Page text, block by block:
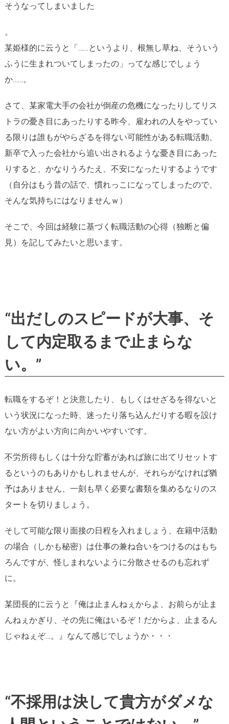
そうなってしまいました
。
某姫様的に云うと「……というより、根無し草ね、そういう
ふうに生まれついてしまったの」ってな感じでしょう
か……。
さて、某家電大手の会社が倒産の危機になったりしてリス
トラの憂き目にあったりする昨今、雇われの人をやってい
る限りは誰もがやらざるを得ない可能性がある転職活動、
新卒で入った会社から追い出されるような憂き目にあった
りすると、かなりうろたえ、不安になったりするようです
（自分はもう昔の話で、慣れっこになってしまったので、
そんな気持ちにはなりませんｗ）
そこで、今回は経験に基づく転職活動の心得（独断と偏
見）を記してみたいと思います。
“出だしのスピードが大事、そ
して内定取るまで止まらな
い。”
転職をするぞ！と決意したり、もしくはせざるを得ないと
いう状況になった時、迷ったり落ち込んだりする暇を設け
ない方がよい方向に向かいやすいです。
不労所得もしくは十分な貯蓄があれば旅に出てリセットす
るというのもありかもしれませんが、それらがなければ猶
予はありません、一刻も早く必要な書類を集めるなりのス
タートを切りましょう。
そして可能な限り面接の日程を入れましょう、在籍中活動
の場合（しかも秘密）は仕事の兼ね合いをつけるのはもち
ろんですが、怪しまれないように分散させるのも忘れず
に。
某団長的に云うと『俺は止まんねぇからよ、お前らが止ま
んねぇかぎり、その先に俺はいるぞ！だからよ、止まるん
じゃねぇぞ…。』なんて感じでしょうか・・・
“不採用は決して貴方がダメな